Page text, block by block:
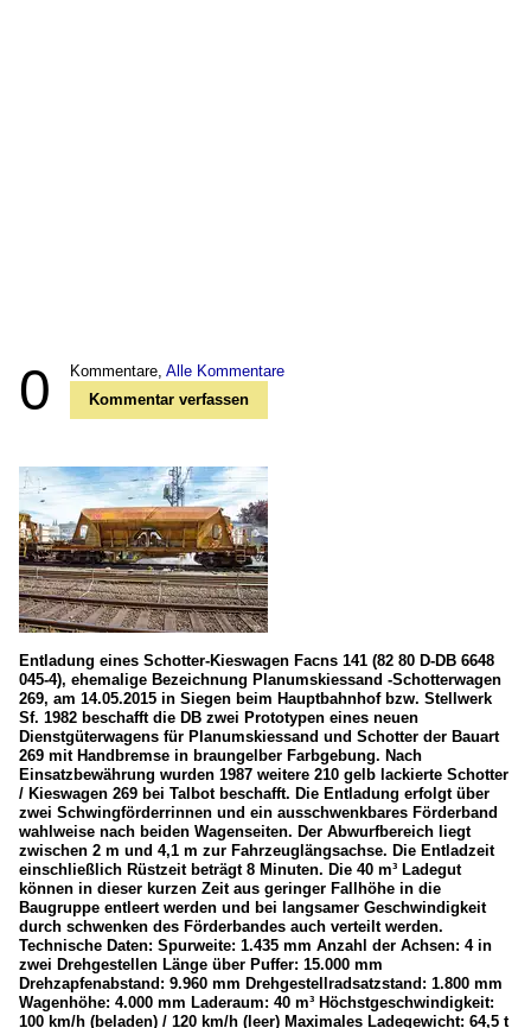
0 Kommentare, Alle Kommentare
Kommentar verfassen
Entladung eines Schotter-Kieswagen Facns 141 (82 80 D-DB 6648
045-4), ehemalige Bezeichnung Planumskiessand -Schotterwagen
269, am 14.05.2015 in Siegen beim Hauptbahnhof bzw. Stellwerk
Sf. 1982 beschafft die DB zwei Prototypen eines neuen
Dienstgüterwagens für Planumskiessand und Schotter der Bauart
269 mit Handbremse in braungelber Farbgebung. Nach
Einsatzbewährung wurden 1987 weitere 210 gelb lackierte Schotter
/ Kieswagen 269 bei Talbot beschafft. Die Entladung erfolgt über
zwei Schwingförderrinnen und ein ausschwenkbares Förderband
wahlweise nach beiden Wagenseiten. Der Abwurfbereich liegt
zwischen 2 m und 4,1 m zur Fahrzeuglängsachse. Die Entladzeit
einschließlich Rüstzeit beträgt 8 Minuten. Die 40 m³ Ladegut
können in dieser kurzen Zeit aus geringer Fallhöhe in die
Baugruppe entleert werden und bei langsamer Geschwindigkeit
durch schwenken des Förderbandes auch verteilt werden.
Technische Daten: Spurweite: 1.435 mm Anzahl der Achsen: 4 in
zwei Drehgestellen Länge über Puffer: 15.000 mm
Drehzapfenabstand: 9.960 mm Drehgestellradsatzstand: 1.800 mm
Wagenhöhe: 4.000 mm Laderaum: 40 m³ Höchstgeschwindigkeit:
100 km/h (beladen) / 120 km/h (leer) Maximales Ladegewicht: 64,5 t